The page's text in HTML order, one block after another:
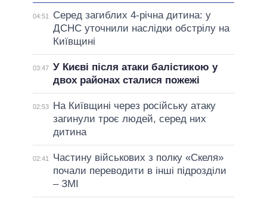
04:51
Серед загиблих 4-річна дитина: у
ДСНС уточнили наслідки обстрілу на
Київщині
03:47 У Києві після атаки балістикою у
двох районах сталися пожежі
02:53
На Київщині через російську атаку
загинули троє людей, серед них
дитина
02:41
Частину військових з полку «Скеля»
почали переводити в інші підрозділи
– ЗМІ